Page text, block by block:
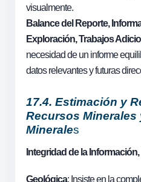
visualmente.
Balance del Reporte,
Exploración, Trabajos
necesidad de un informe
datos relevantes y futuras
17.4. Estimación y
Recursos Minerales
Minerales
Integridad de la
Geológica: Insiste en la